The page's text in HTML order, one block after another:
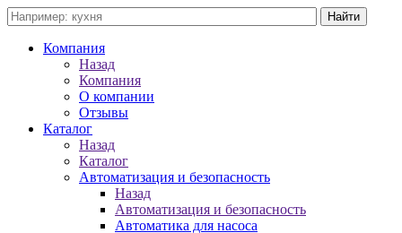
Компания
Назад
Компания
О компании
Отзывы
Каталог
Назад
Каталог
Автоматизация и безопасность
Назад
Автоматизация и безопасность
Автоматика для насоса